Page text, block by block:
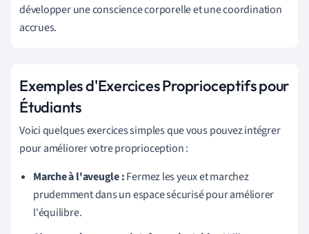
développer une conscience corporelle et une coordination
accrues.
Exemples d'Exercices Proprioceptifs pour
Étudiants
Voici quelques exercices simples que vous pouvez intégrer
pour améliorer votre proprioception :
Marche à l'aveugle :Fermez les yeux et marchez
prudemment dans un espace sécurisé pour améliorer
l'équilibre.